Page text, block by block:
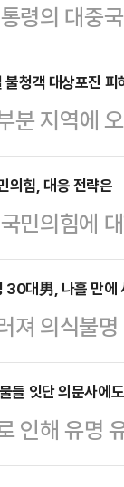
령의 대중
한 유명 암
블록체인
리치(32)
에 총상을
이름으로
적 어려움
…
청객 대상포진
분 지역에
로 이동하
지역에 빗
중심으로
서는 가시
한 경상권
비가 그치
산, …
의힘, 대응 전략은
민의힘에
양새다. 수
대표와 궤
서다. 이에
고 나섰다.
특검 수사
'내란몰이
이다.…
30대男, 나흘 만에
져 의식불
들 잇단 의문사에
인해 유명
관련 사업